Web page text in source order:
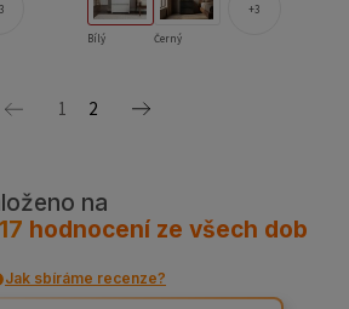
Bílý Černý
3
1 2
na
hodnocení ze všech dob
Jak sbíráme recenze?